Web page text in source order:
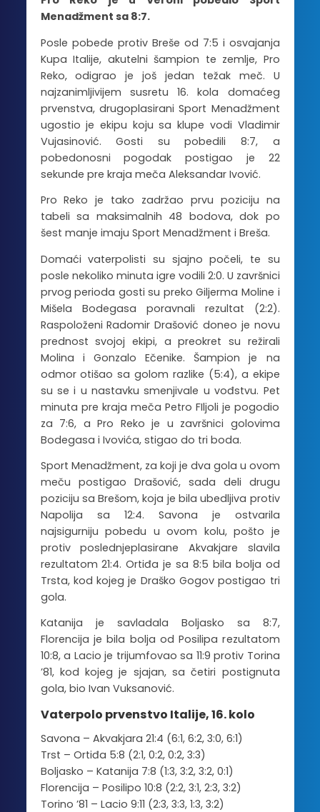
Menadžment sa 8:7.
Posle pobede protiv Breše od 7:5 i osvajanja
Kupa Italije, akutelni šampion te zemlje, Pro
Reko, odigrao je još jedan težak meč. U
najzanimljivijem susretu 16. kola domaćeg
prvenstva, drugoplasirani Sport Menadžment
ugostio je ekipu koju sa klupe vodi Vladimir
Vujasinović. Gosti su pobedili 8:7, a
pobedonosni pogodak postigao je 22
sekunde pre kraja meča Aleksandar Ivović.
Pro Reko je tako zadržao prvu poziciju na
tabeli sa maksimalnih 48 bodova, dok po
šest manje imaju Sport Menadžment i Breša.
Domaći vaterpolisti su sjajno počeli, te su
posle nekoliko minuta igre vodili 2:0. U završnici
prvog perioda gosti su preko Giljerma Moline i
Mišela Bodegasa poravnali rezultat (2:2).
Raspoloženi Radomir Drašović doneo je novu
prednost svojoj ekipi, a preokret su režirali
Molina i Gonzalo Ečenike. Šampion je na
odmor otišao sa golom razlike (5:4), a ekipe
su se i u nastavku smenjivale u vođstvu. Pet
minuta pre kraja meča Petro FIljoli je pogodio
za 7:6, a Pro Reko je u završnici golovima
Bodegasa i Ivovića, stigao do tri boda.
Sport Menadžment, za koji je dva gola u ovom
meču postigao Drašović, sada deli drugu
poziciju sa Brešom, koja je bila ubedljiva protiv
Napolija sa 12:4. Savona je ostvarila
najsigurniju pobedu u ovom kolu, pošto je
protiv poslednjeplasirane Akvakjare slavila
rezultatom 21:4. Ortiđa je sa 8:5 bila bolja od
Trsta, kod kojeg je Draško Gogov postigao tri
gola.
Katanija je savladala Boljasko sa 8:7,
Florencija je bila bolja od Posilipa rezultatom
10:8, a Lacio je trijumfovao sa 11:9 protiv Torina
’81, kod kojeg je sjajan, sa četiri postignuta
gola, bio Ivan Vuksanović.
Vaterpolo prvenstvo Italije, 16. kolo
Savona – Akvakjara 21:4 (6:1, 6:2, 3:0, 6:1)
Trst – Ortiđa 5:8 (2:1, 0:2, 0:2, 3:3)
Boljasko – Katanija 7:8 (1:3, 3:2, 3:2, 0:1)
Florencija – Posilipo 10:8 (2:2, 3:1, 2:3, 3:2)
Torino ’81 – Lacio 9:11 (2:3, 3:3, 1:3, 3:2)